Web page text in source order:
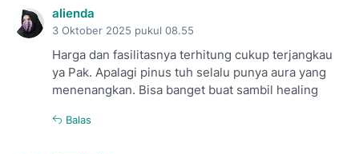
alienda
3 Oktober 2025 pukul 08.55
Harga dan fasilitasnya terhitung cukup terjangkau
ya Pak. Apalagi pinus tuh selalu punya aura yang
menenangkan. Bisa banget buat sambil healing
Balas